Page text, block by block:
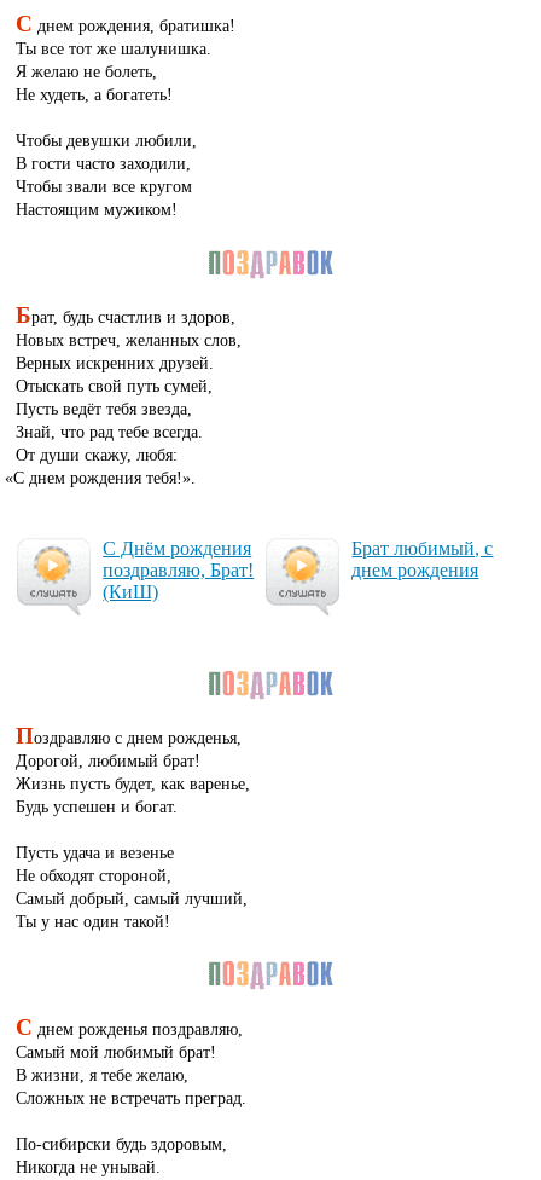
С днем рождения, братишка!
Ты все тот же шалунишка.
Я желаю не болеть,
Не худеть, а богатеть!
Чтобы девушки любили,
В гости часто заходили,
Чтобы звали все кругом
Настоящим мужиком!
Брат, будь счастлив и здоров,
Новых встреч, желанных слов,
Верных искренних друзей.
Отыскать свой путь сумей,
Пусть ведёт тебя звезда,
Знай, что рад тебе всегда.
От души скажу, любя:
«С днем рождения тебя!».
С Днём рож­де­ния
поз­драв­ляю, Брат!
(КиШ)
Брат лю­би­мый, с
днем рож­де­ния
Поздравляю с днем рожденья,
Дорогой, любимый брат!
Жизнь пусть будет, как варенье,
Будь успешен и богат.
Пусть удача и везенье
Не обходят стороной,
Самый добрый, самый лучший,
Ты у нас один такой!
С днем рожденья поздравляю,
Самый мой любимый брат!
В жизни, я тебе желаю,
Сложных не встречать преград.
По-сибирски будь здоровым,
Никогда не унывай.